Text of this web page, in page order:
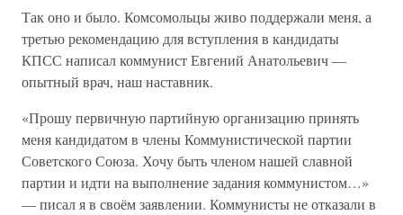
Так оно и было. Комсомольцы живо поддержали меня, а
третью рекомендацию для вступления в кандидаты
КПСС написал коммунист Евгений Анатольевич —
опытный врач, наш наставник.
«Прошу первичную партийную организацию принять
меня кандидатом в члены Коммунистической партии
Советского Союза. Хочу быть членом нашей славной
партии и идти на выполнение задания коммунистом…»
— писал я в своём заявлении. Коммунисты не отказали в